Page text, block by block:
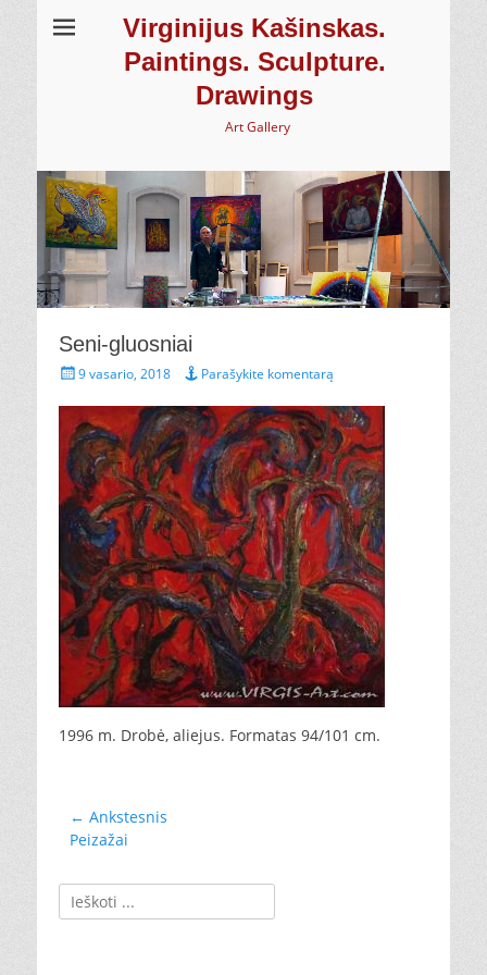
Virginijus Kašinskas.
Paintings. Sculpture.
Drawings
Art Gallery
Seni-gluosniai
Paskelbta
9 vasario, 2018 Parašykite komentarą
1996 m. Drobė, aliejus. Formatas 94/101 cm.
Navigacija
tarp
← Ankstesnis
Ankstesnis
Peizažai
Ieškoti: